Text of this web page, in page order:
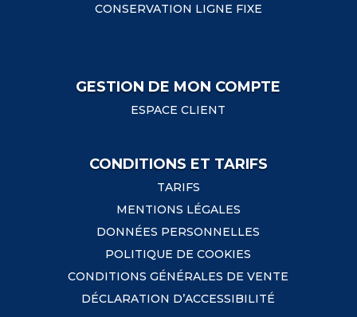
CONSERVATION LIGNE FIXE
GESTION DE MON COMPTE
ESPACE CLIENT
CONDITIONS ET TARIFS
TARIFS
MENTIONS LÉGALES
DONNÉES PERSONNELLES
POLITIQUE DE COOKIES
CONDITIONS GÉNÉRALES DE VENTE
DÉCLARATION D’ACCESSIBILITÉ